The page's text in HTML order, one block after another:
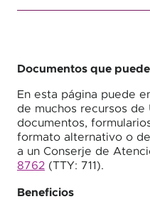
Documentos que
En esta página puede
de muchos recursos de
documentos,
formato alternativo o
a un Conserje de
8762 (TTY: 711).
Beneficios